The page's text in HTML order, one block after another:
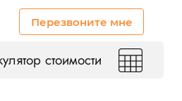
Перезвоните мне
стоимости